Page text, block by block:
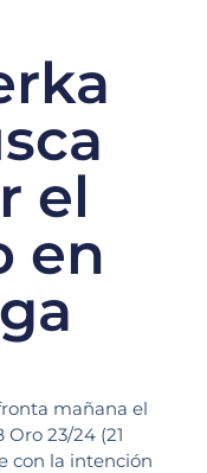
el
en
mañana el
23/24 (21
con la intención